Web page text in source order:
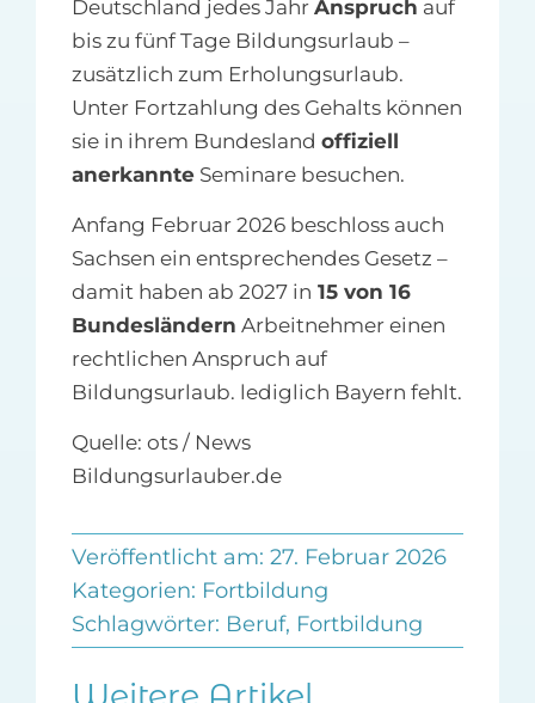
Deutschland jedes Jahr Anspruch auf
bis zu fünf Tage Bildungsurlaub –
zusätzlich zum Erholungsurlaub.
Unter Fortzahlung des Gehalts können
sie in ihrem Bundesland offiziell
anerkannteSeminare besuchen.
Anfang Februar 2026 beschloss auch
Sachsen ein entsprechendes Gesetz –
damit haben ab 2027 in 15 von 16
Bundesländern Arbeitnehmer einen
rechtlichen Anspruch auf
Bildungsurlaub. lediglich Bayern fehlt.
Quelle: ots / News
Bildungsurlauber.de
Veröffentlicht am: 27. Februar 2026
Kategorien: Fortbildung
Schlagwörter: Beruf, Fortbildung